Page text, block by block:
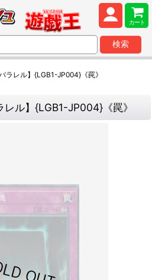
カート
検索
ラレル】{LGB1-JP004}《罠》
ル】{LGB1-JP004}《罠》